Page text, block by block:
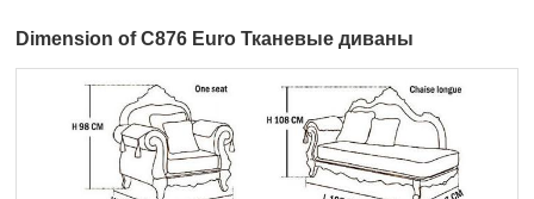
Dimension of C876 Euro Тканевые диваны